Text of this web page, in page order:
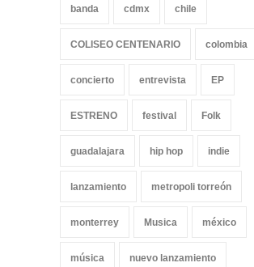
banda cdmx chile
COLISEO CENTENARIO colombia
concierto entrevista EP
ESTRENO festival Folk
guadalajara hip hop indie
lanzamiento metropoli torreón
monterrey Musica méxico
música nuevo lanzamiento